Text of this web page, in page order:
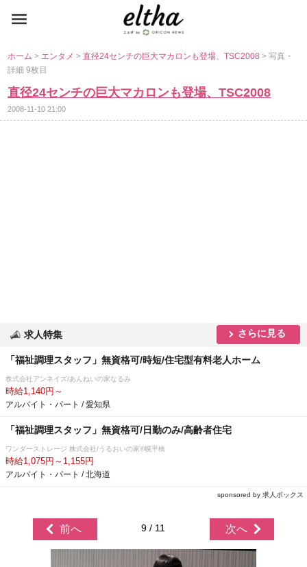
ホーム> エンタメ>直径24センチの巨大マカロンも登場、TSC2008> 写真・
詳細 9枚目
直径24センチの巨大マカロンも登場、TSC2008
2008-11-10 21:00
求人特集 さらに見る
「福祉調理スタッフ」無資格可/時短/住宅型有料老人ホーム
株式会社アンネイズ/あんねいの家なるみ
時給1,140円～
アルバイト・パート / 愛知県
「福祉調理スタッフ」無資格可/日勤のみ/高齢者住宅
ワンダーストレージ 株式会社/うるおいの家®幌平橋
時給1,075円～1,155円
アルバイト・パート / 北海道
sponsored by 求人ボックス
前へ 9 / 11 次へ